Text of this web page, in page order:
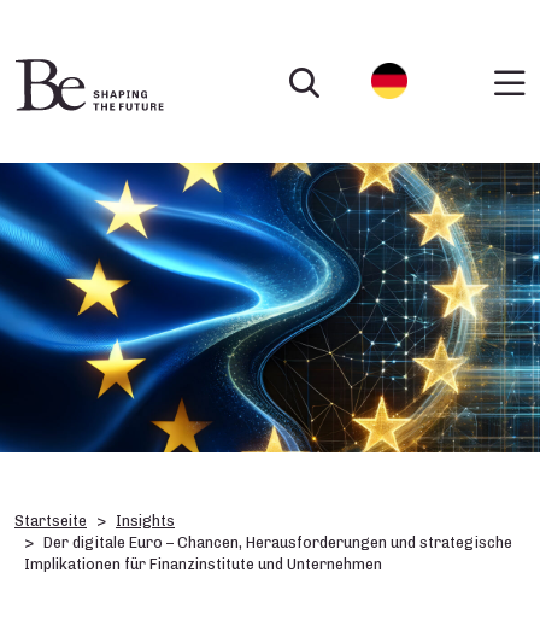
Startseite
Insights
Der digitale Euro – Chancen, Herausforderungen und strategische
Implikationen für Finanzinstitute und Unternehmen